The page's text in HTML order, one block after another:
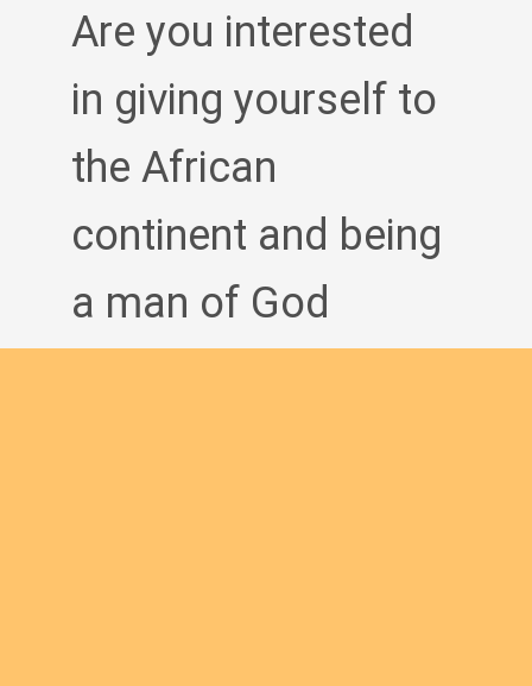
Are you interested
in giving yourself to
the African
continent and being
a man of God